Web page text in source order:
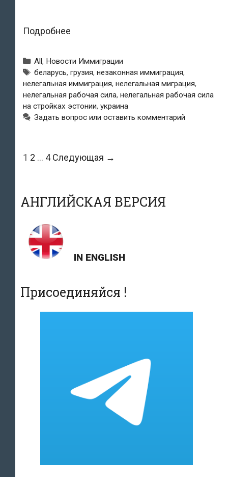
Подробнее
в
Ида-
Вирумаа
39
работавших
Эстонии
Рубрики
All, Новости Иммиграции
Метки
беларусь,грузия,незаконная иммиграция,
нелегальная иммиграция, нелегальная миграция,
нелегальная рабочая сила, нелегальная рабочая сила
на стройках эстонии, украина
Задать вопрос или оставить комментарий
Навигация
1 2 … 4 Следующая →
АНГЛИЙСКАЯ ВЕРСИЯ
IN ENGLISH
Присоединяйся !